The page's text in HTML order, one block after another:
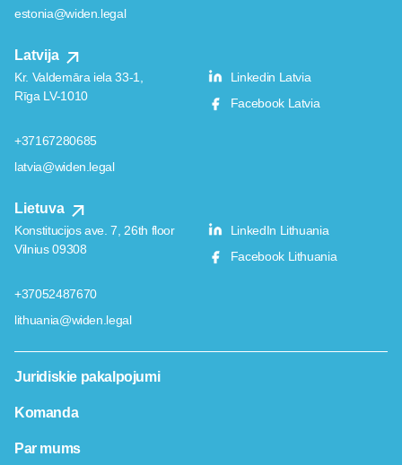
estonia@widen.legal
Latvija
Kr. Valdemāra iela 33-1,
Rīga LV-1010
+37167280685
latvia@widen.legal
Linkedin Latvia
Facebook Latvia
Lietuva
Konstitucijos ave. 7, 26th floor
Vilnius 09308
+37052487670
lithuania@widen.legal
LinkedIn Lithuania
Facebook Lithuania
Juridiskie pakalpojumi
Komanda
Par mums